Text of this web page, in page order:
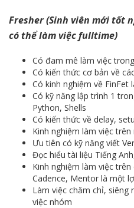
Fresher (Sinh viên mới tốt
có thể làm việc fulltime)
Có đam mê làm việc
Có kiến thức cơ bản về
Có kinh nghiệm về FinFet
Có kỹ năng lập trình 1
Python, Shells
Có kiến thức về delay,
Kinh nghiệm làm việc
Ưu tiên có kỹ năng viết
Đọc hiểu tài liệu Tiếng
Kinh nghiệm làm việc
Cadence, Mentor là một
Làm việc chăm chỉ, siêng
việc nhóm